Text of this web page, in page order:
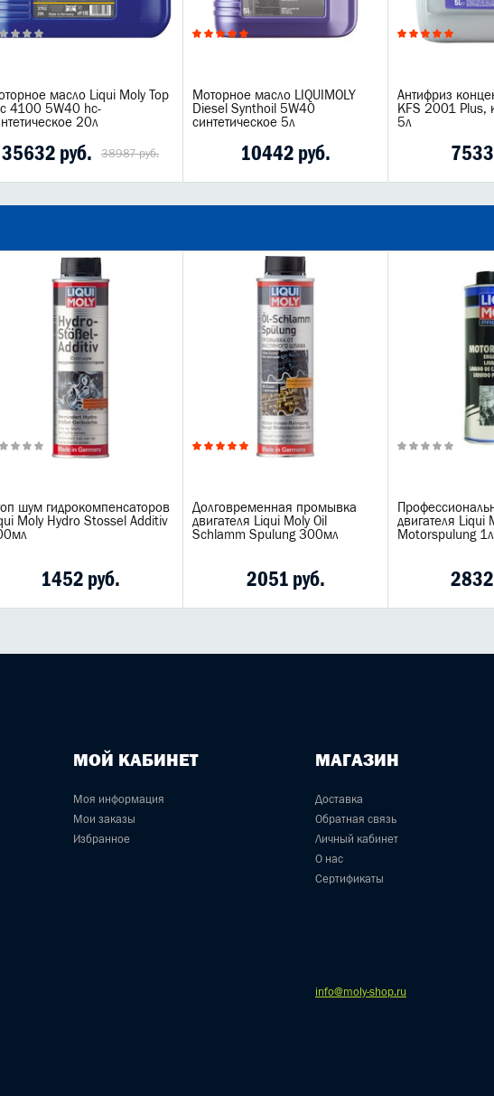
масло Liqui Moly Top
4100 5W40 hc-
20л
35632 руб. 38987 руб.
Моторное масло LIQUIMOLY
Diesel Synthoil 5W40
синтетическое 5л
10442 руб.
Антифриз
KFS 2001 Plus,
5л
шум гидрокомпенсаторов
Moly Hydro Stossel Additiv
1452 руб.
Долговременная промывка
двигателя Liqui Moly Oil
Schlamm Spulung 300мл
2051 руб.
двигателя Liqui
Motorspulung 1л
МОЙ КАБИНЕТ
Моя информация
Мои заказы
Избранное
МАГАЗИН
Доставка
Обратная связь
Личный кабинет
О нас
Сертификаты
info@moly-shop.ru